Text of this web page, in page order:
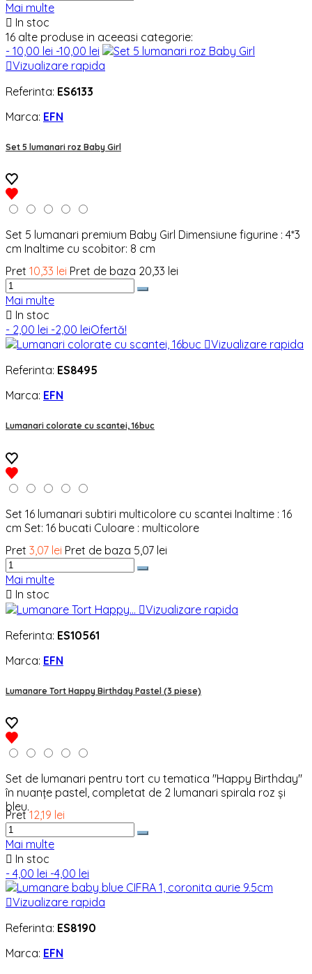
Mai multe
 In stoc
16 alte produse in aceeasi categorie:
- 10,00 lei -10,00 lei
Vizualizare rapida
Referinta: ES6133
Marca: EFN
Set 5 lumanari roz Baby Girl
Set 5 lumanari premium Baby Girl Dimensiune figurine : 4*3
cm Inaltime cu scobitor: 8 cm
Pret 10,33 lei Pret de baza 20,33 lei
Mai multe
 In stoc
- 2,00 lei -2,00 leiOfertă!
Vizualizare rapida
Referinta: ES8495
Marca: EFN
Lumanari colorate cu scantei, 16buc
Set 16 lumanari subtiri multicolore cu scantei Inaltime : 16
cm Set: 16 bucati Culoare : multicolore
Pret 3,07 lei Pret de baza 5,07 lei
Mai multe
 In stoc
Vizualizare rapida
Referinta: ES10561
Marca: EFN
Lumanare Tort Happy Birthday Pastel (3 piese)
Set de lumanari pentru tort cu tematica "Happy Birthday"
în nuanțe pastel, completat de 2 lumanari spirala roz și
bleu.
Pret 12,19 lei
Mai multe
 In stoc
- 4,00 lei -4,00 lei
Vizualizare rapida
Referinta: ES8190
Marca: EFN